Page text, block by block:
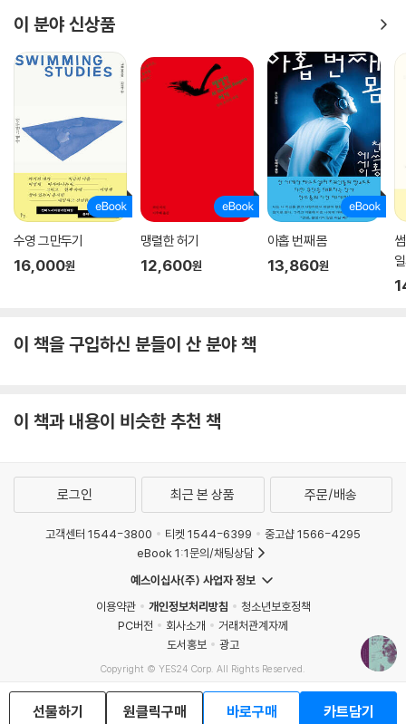
비아 플라스가 맞닥뜨렸던 문제와 고민은 보편적인 인간(여성)의 경험이
라는 진실과 마주하게 된다. 그리고 그 순간 그녀를 둘러싼 평면적 신화를,
건강치 못한 관음주의를 극복하게 될 것이다.
이 분야 신상품
수영 그만두기
16,000원
맹렬한 허기
12,600원
아홉 번째 몸
13,860원
이 책을 구입하신 분들이 산 분야 책
이 책과 내용이 비슷한 추천 책
선물하기 원클릭구매 바로구매 카트담기
로그인 최근 본 상품 주문/배송
고객센터 1544-3800 티켓 1544-6399
중고샵 1566-4295
eBook 1:1문의/채팅상담
예스이십사(주) 사업자 정보
이용약관
개인정보처리방침
청소년보호정책
PC버전
회사소개
거래처관계자께
도서홍보
광고
Copyright © YES24 Corp. All Rights Reserved.